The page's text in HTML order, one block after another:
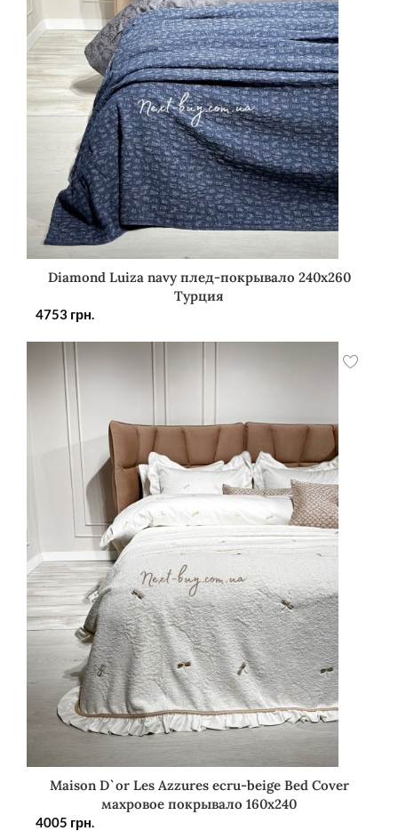
Diamond Luiza navy плед-покрывало 240х260
Турция
4753 грн.
Maison D`or Les Azzures ecru-beige Bed Cover
махровое покрывало 160х240
4005 грн.